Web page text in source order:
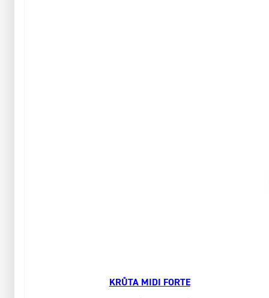
KRŮTA MIDI FORTE